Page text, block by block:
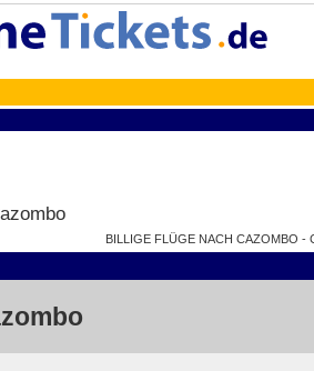
BILLIGE FLÜGE NACH CAZOMBO -